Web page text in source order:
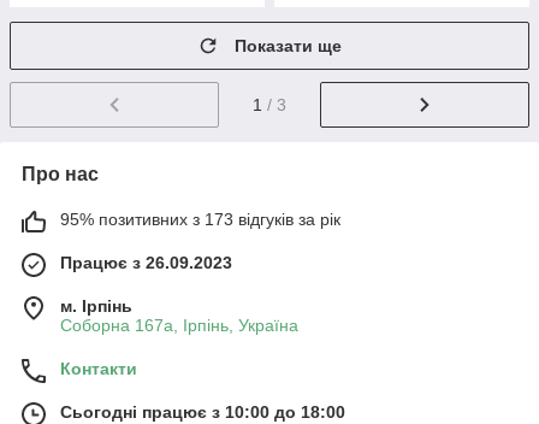
Показати ще
1 / 3
Про нас
95% позитивних з 173 відгуків за рік
Працює з 26.09.2023
м. Ірпінь
Соборна 167а, Ірпінь, Україна
Контакти
Сьогодні працює з 10:00 до 18:00